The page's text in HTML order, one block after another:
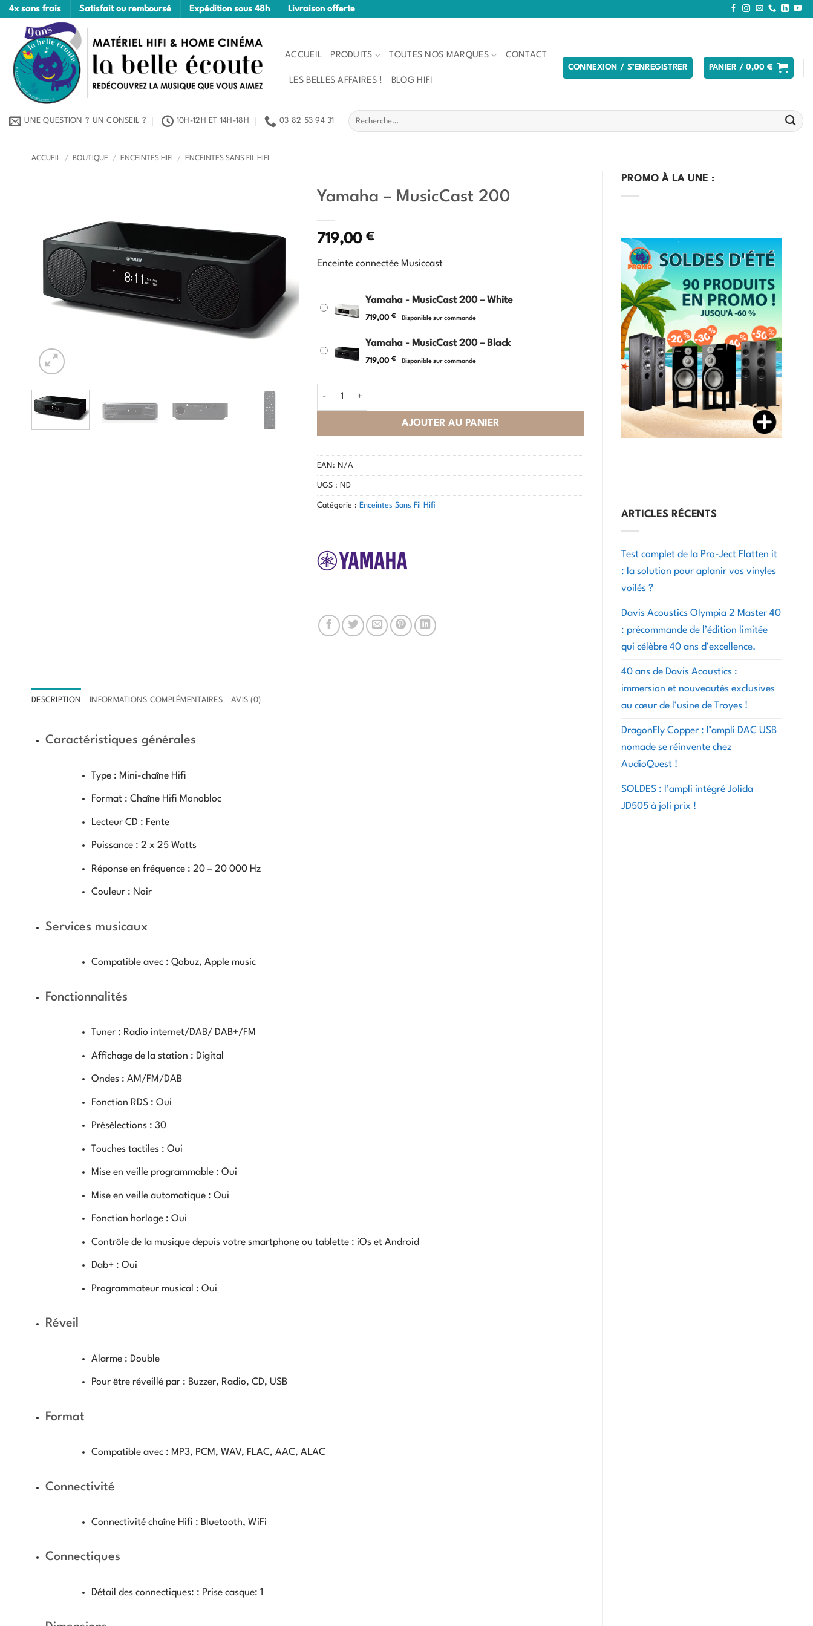
Passer
contenu
4x sans frais Satisfait ou remboursé Expédition sous 48h Livraison offerte
ACCUEIL PRODUITS TOUTES NOS MARQUES CONTACT
LES BELLES AFFAIRES ! BLOG HIFI
CONNEXION / S’ENREGISTRER PANIER /0,00 €
UNE QUESTION ? UN CONSEIL ? 10H-12H ET 14H-18H 03 82 53 94 31
Recherche
pour :
ACCUEIL / BOUTIQUE / ENCEINTES HIFI / ENCEINTES SANS FIL HIFI
PROMO À LA UNE :
ARTICLES RÉCENTS
Test complet de la Pro-Ject Flatten it
: la solution pour aplanir vos vinyles
voilés ?
Davis Acoustics Olympia 2 Master 40
: précommande de l’édition limitée
qui célèbre 40 ans d’excellence.
40 ans de Davis Acoustics :
immersion et nouveautés exclusives
au cœur de l’usine de Troyes !
DragonFly Copper : l’ampli DAC USB
nomade se réinvente chez
AudioQuest !
SOLDES : l’ampli intégré Jolida
JD505 à joli prix !
Yamaha – MusicCast 200
719,00 €
Enceinte connectée Musiccast
Yamaha - MusicCast 200 – White
719,00 € Disponible sur commande
Yamaha - MusicCast 200 – Black
719,00 € Disponible sur commande
quantité de Yamaha - MusicCast 200
AJOUTER AU PANIER
EAN: N/A
UGS : ND
Catégorie : Enceintes Sans Fil Hifi
DESCRIPTION INFORMATIONS COMPLÉMENTAIRES AVIS (0)
Caractéristiques générales
Type : Mini-chaîne Hifi
Format : Chaîne Hifi Monobloc
Lecteur CD : Fente
Puissance : 2 x 25 Watts
Réponse en fréquence : 20 – 20 000 Hz
Couleur : Noir
Services musicaux
Compatible avec : Qobuz, Apple music
Fonctionnalités
Tuner : Radio internet/DAB/ DAB+/FM
Affichage de la station : Digital
Ondes : AM/FM/DAB
Fonction RDS : Oui
Présélections : 30
Touches tactiles : Oui
Mise en veille programmable : Oui
Mise en veille automatique : Oui
Fonction horloge : Oui
Contrôle de la musique depuis votre smartphone ou tablette : iOs et Android
Dab+ : Oui
Programmateur musical : Oui
Réveil
Alarme : Double
Pour être réveillé par : Buzzer, Radio, CD, USB
Format
Compatible avec : MP3, PCM, WAV, FLAC, AAC, ALAC
Connectivité
Connectivité chaîne Hifi : Bluetooth, WiFi
Connectiques
Détail des connectiques: : Prise casque: 1